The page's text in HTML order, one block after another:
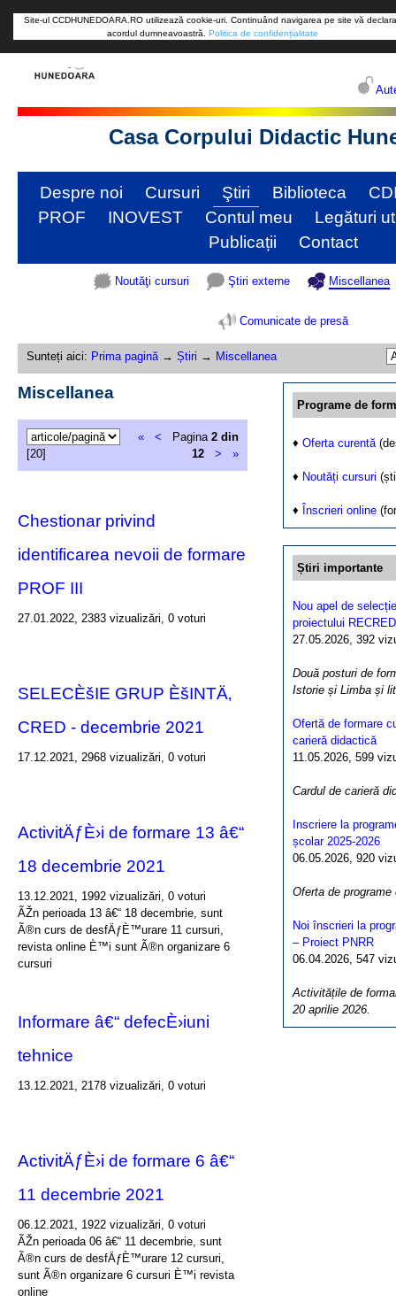
Site-ul CCDHUNEDOARA.RO utilizează cookie-uri. Continuând navigarea pe site vă
acordul dumneavoastră. Politica de confidențialitate
Casa Corpului Didactic
Despre noi Cursuri Ştiri Biblioteca
PROF
INOVEST Contul meu
Legături
Publicații
Contact
Noutăţi cursuri Ştiri externe Miscellanea
Comunicate de presă
Sunteți aici: Prima pagină→ Știri → Miscellanea
Programe de
♦ Oferta curentă
♦ Noutăți cursuri
♦ Înscrieri online
Știri importante
Nou apel de
proiectului RECRED
27.05.2026, 392
Două posturi de
Istorie și Limba și
Ofertă de formare
carieră didactică
11.05.2026, 599
Cardul de carieră
Inscriere la
școlar 2025-2026
06.05.2026, 920
Oferta de programe
Noi înscrieri la
– Proiect PNRR
06.04.2026, 547
Activitățile de
20 aprilie 2026.
Miscellanea
[20]
« < Pagina 2 din
12
> »
Chestionar privind
identificarea nevoii de formare
PROF III
27.01.2022, 2383 vizualizări, 0 voturi
SELECÈšIE GRUP ÈšINTÄ‚
CRED - decembrie 2021
17.12.2021, 2968 vizualizări, 0 voturi
ActivitÄƒÈ›i de formare 13 â€“
18 decembrie 2021
13.12.2021, 1992 vizualizări, 0 voturi
ÃŽn perioada 13 â€“ 18 decembrie, sunt
Ã®n curs de desfÄƒÈ™urare 11 cursuri,
revista online È™i sunt Ã®n organizare 6
cursuri
Informare â€“ defecÈ›iuni
tehnice
13.12.2021, 2178 vizualizări, 0 voturi
ActivitÄƒÈ›i de formare 6 â€“
11 decembrie 2021
06.12.2021, 1922 vizualizări, 0 voturi
ÃŽn perioada 06 â€“ 11 decembrie, sunt
Ã®n curs de desfÄƒÈ™urare 12 cursuri,
sunt Ã®n organizare 6 cursuri È™i revista
online